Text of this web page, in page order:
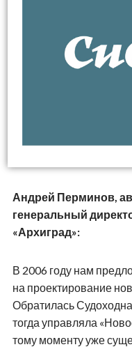
Андрей Перминов,
генеральный
«Архиград»:
В 2006 году нам
на проектирование
Обратилась
тогда управляла
тому моменту уже